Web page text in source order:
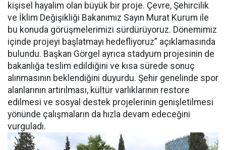
kişisel hayalim olan büyük bir proje. Çevre, Şehircilik
ve İklim Değişikliği Bakanımız Sayın Murat Kurum ile
bu konuda görüşmelerimizi sürdürüyoruz. Dönemimiz
içinde projeyi başlatmayı hedefliyoruz” açıklamasında
bulundu. Başkan Görgel ayrıca stadyum projesinin de
bakanlığa teslim edildiğini ve kısa sürede sonuç
alınmasının beklendiğini duyurdu. Şehir genelinde spor
alanlarının artırılması, kültür varlıklarının restore
edilmesi ve sosyal destek projelerinin genişletilmesi
yönünde çalışmaların da hızla devam edeceğini
vurguladı.